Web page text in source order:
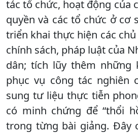
tác tổ chức, hoạt động của
quyền và các tổ chức ở cơ
triển khai thực hiện các
chính sách, pháp luật của
dân; tích lũy thêm những
phục vụ công tác nghiên
sung tư liệu thực tiễn
có minh chứng để “thổi
trong từng bài giảng. Đây